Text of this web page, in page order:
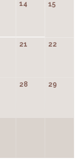
14 15
21 22
28 29